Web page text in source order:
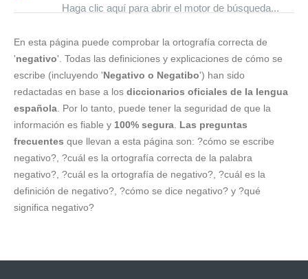
Haga clic aquí para abrir el motor de búsqueda...
En esta página puede comprobar la ortografía correcta de
'negativo'. Todas las definiciones y explicaciones de cómo se
escribe (incluyendo 'Negativo o Negatibo') han sido
redactadas en base a los diccionarios oficiales de la lengua
española . Por lo tanto, puede tener la seguridad de que la
información es fiable y 100% segura Las preguntas
frecuentes que llevan a esta página son: ?cómo se escribe
negativo?, ?cuál es la ortografía correcta de la palabra
negativo?, ?cuál es la ortografía de negativo?, ?cuál es la
definición de negativo?, ?cómo se dice negativo? y ?qué
significa negativo?